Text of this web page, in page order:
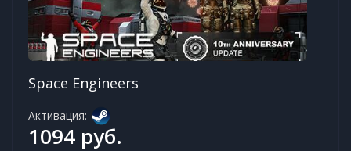
Space Engineers
Активация:
1094 руб.